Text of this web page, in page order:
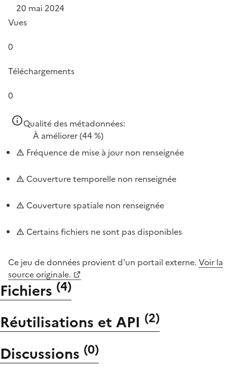
20 mai 2024
Vues
0
Téléchargements
0
Qualité des métadonnées:
À améliorer(44 %)
Fréquence de mise à jour non renseignée
Couverture temporelle non renseignée
Couverture spatiale non renseignée
Certains fichiers ne sont pas disponibles
Ce jeu de données provient d'un portail externe. Voir la
source originale.
Fichiers (4)
Réutilisations et API (2)
Discussions (0)